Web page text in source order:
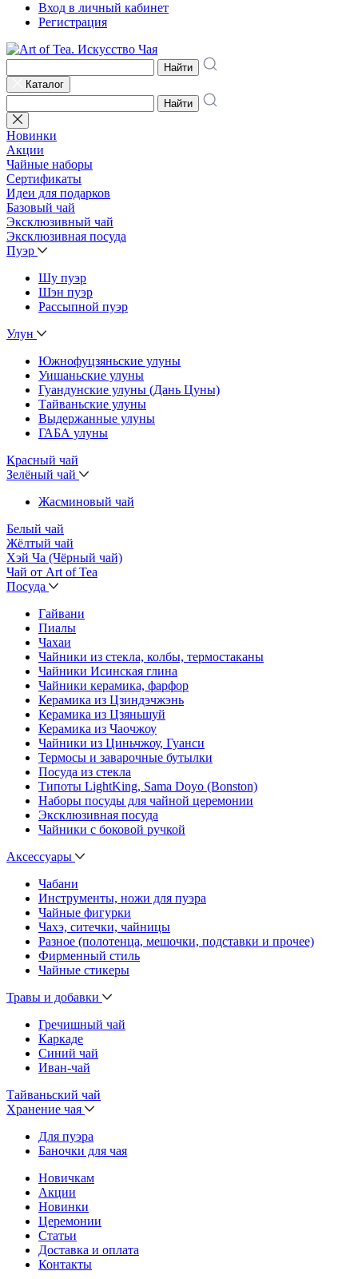
Вход в личный кабинет
Регистрация
Найти
Каталог
Найти
Новинки
Акции
Чайные наборы
Сертификаты
Идеи для подарков
Базовый чай
Эксклюзивный чай
Эксклюзивная посуда
Пуэр
Шу пуэр
Шэн пуэр
Рассыпной пуэр
Улун
Южнофуцзяньские улуны
Уишаньские улуны
Гуандунские улуны (Дань Цуны)
Тайваньские улуны
Выдержанные улуны
ГАБА улуны
Красный чай
Зелёный чай
Жасминовый чай
Белый чай
Жёлтый чай
Хэй Ча (Чёрный чай)
Чай от Art of Tea
Посуда
Гайвани
Пиалы
Чахаи
Чайники из стекла, колбы, термостаканы
Чайники Исинская глина
Чайники керамика, фарфор
Керамика из Цзиндэчжэнь
Керамика из Цзяньшуй
Керамика из Чаочжоу
Чайники из Циньчжоу, Гуанси
Термосы и заварочные бутылки
Посуда из стекла
Типоты LightKing, Sama Doyo (Bonston)
Наборы посуды для чайной церемонии
Эксклюзивная посуда
Чайники с боковой ручкой
Аксессуары
Чабани
Инструменты, ножи для пуэра
Чайные фигурки
Чахэ, ситечки, чайницы
Разное (полотенца, мешочки, подставки и прочее)
Фирменный стиль
Чайные стикеры
Травы и добавки
Гречишный чай
Каркаде
Синий чай
Иван-чай
Тайваньский чай
Хранение чая
Для пуэра
Баночки для чая
Новичкам
Акции
Новинки
Церемонии
Статьи
Доставка и оплата
Контакты